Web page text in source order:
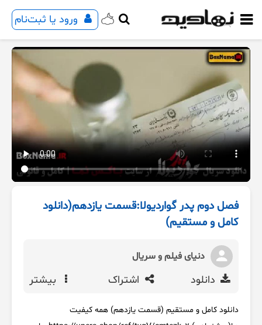
ورود یا ثبت‌نام
فصل دوم پدر گواردیولا:قسمت یازدهم(دانلود
کامل و مستقیم)
دنیای فیلم و سریال
دانلود اشتراک بیشتر
دانلود کامل و مستقیم (قسمت یازدهم) همه کیفیت